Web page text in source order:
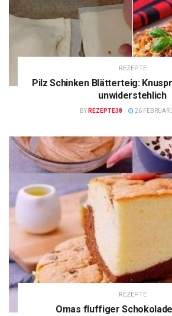
REZEPTE
Pilz Schinken Blätterteig:
unwiderstehlich
BY REZEPTE38 26 FEBRUAR
REZEPTE
Omas fluffiger